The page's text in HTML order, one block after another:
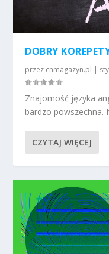
DOBRY
przez cnmagazyn.pl |
Znajomość języka
bardzo powszechna.
CZYTAJ WIĘCEJ